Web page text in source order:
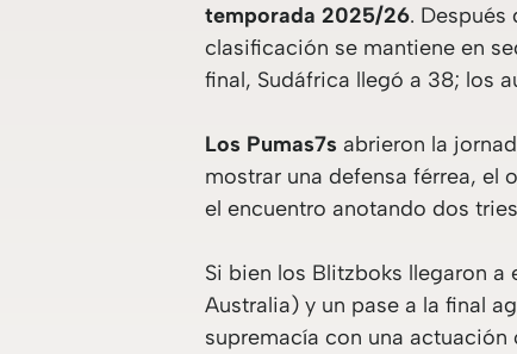
temporada 2025/26. Después
clasificación se mantiene en
final, Sudáfrica llegó a 38; los
Los Pumas7s abrieron la
mostrar una defensa férrea,
el encuentro anotando dos
Si bien los Blitzboks llegaron
Australia) y un pase a la final
supremacía con una actuación